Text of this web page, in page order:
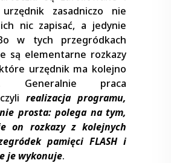
zasadniczo nie
nic zapisać, a jedynie
w tych przegródkach
są elementarne rozkazy
urzędnik ma kolejno
Generalnie praca
realizacja programu,
prosta: polega na tym,
on rozkazy z kolejnych
pamięci FLASH i
je wykonuje.